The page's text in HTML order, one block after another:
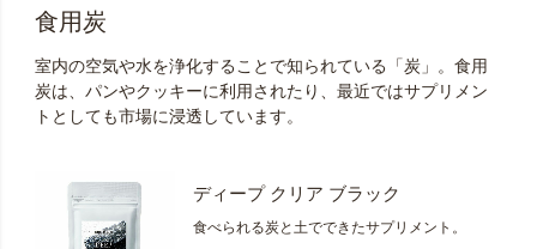
食用炭
室内の空気や水を浄化することで知られている「炭」。食用
炭は、パンやクッキーに利用されたり、最近ではサプリメン
トとしても市場に浸透しています。
ディープ クリア ブラック
食べられる炭と土でできたサプリメント。